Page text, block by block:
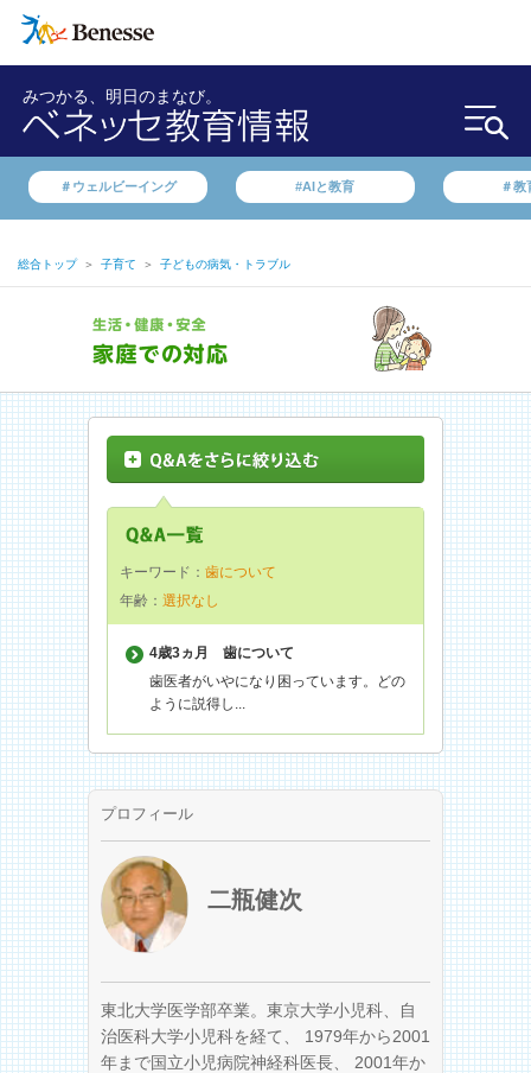
みつかる、明日のまなび。
＃ウェルビーイング #AIと教育 ＃教
総合トップ ＞ 子育て ＞ 子どもの病気・トラブル
キーワード： 歯について
年齢： 選択なし
4歳3ヵ月
歯について
歯医者がいやになり困っています。どの
ように説得し...
プロフィール
二瓶健次
東北大学医学部卒業。東京大学小児科、自
治医科大学小児科を経て、 1979年から2001
年まで国立小児病院神経科医長、 2001年か